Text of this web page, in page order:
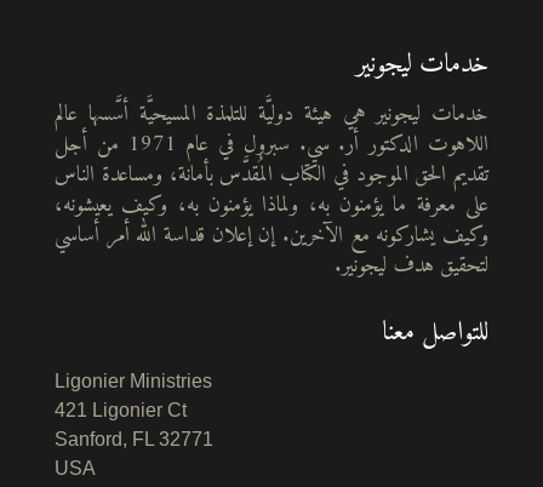
خدمات ليجونير
خدمات ليجونير هي هيئة دوليَّة للتلمذة المسيحيَّة أسَّسها عالم
اللاهوت الدكتور أر. سي. سبرول في عام 1971 من أجل
تقديم الحق الموجود في الكتاب المُقدَّس بأمانة، ومساعدة الناس
على معرفة ما يؤمنون به، ولماذا يؤمنون به، وكيف يعيشونه،
وكيف يشاركونه مع الآخرين. إن إعلان قداسة الله أمر أساسي
لتحقيق هدف ليجونير.
للتواصل معنا
Ligonier Ministries
421 Ligonier Ct
Sanford, FL 32771
USA